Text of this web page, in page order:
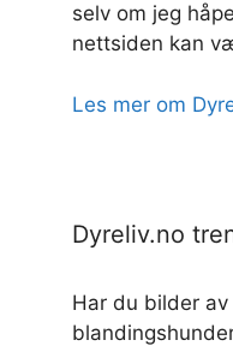
selv om jeg
nettsiden kan
Les mer om
Dyreliv.no
Har du bilder